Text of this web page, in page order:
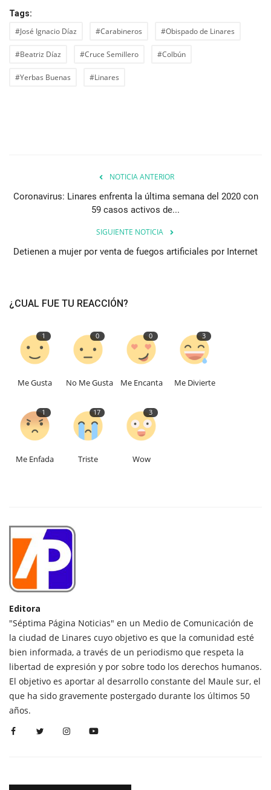
Tags:
#José Ignacio Díaz #Carabineros #Obispado de Linares
#Beatriz Díaz #Cruce Semillero #Colbún
#Yerbas Buenas #Linares
NOTICIA ANTERIOR
Coronavirus: Linares enfrenta la última semana del 2020 con
59 casos activos de...
SIGUIENTE NOTICIA
Detienen a mujer por venta de fuegos artificiales por Internet
¿CUAL FUE TU REACCIÓN?
1
Me Gusta
0
No Me Gusta
0
Me Encanta
3
Me Divierte
1
Me Enfada
17
Triste
3
Wow
Editora
"Séptima Página Noticias" en un Medio de Comunicación de
la ciudad de Linares cuyo objetivo es que la comunidad esté
bien informada, a través de un periodismo que respeta la
libertad de expresión y por sobre todo los derechos humanos.
El objetivo es aportar al desarrollo constante del Maule sur, el
que ha sido gravemente postergado durante los últimos 50
años.